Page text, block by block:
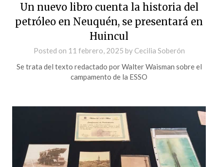
Un nuevo libro cuenta la historia del
petróleo en Neuquén, se presentará en
Huincul
Posted on 11 febrero, 2025 by Cecilia Soberón
Se trata del texto redactado por Walter Waisman sobre el
campamento de la ESSO